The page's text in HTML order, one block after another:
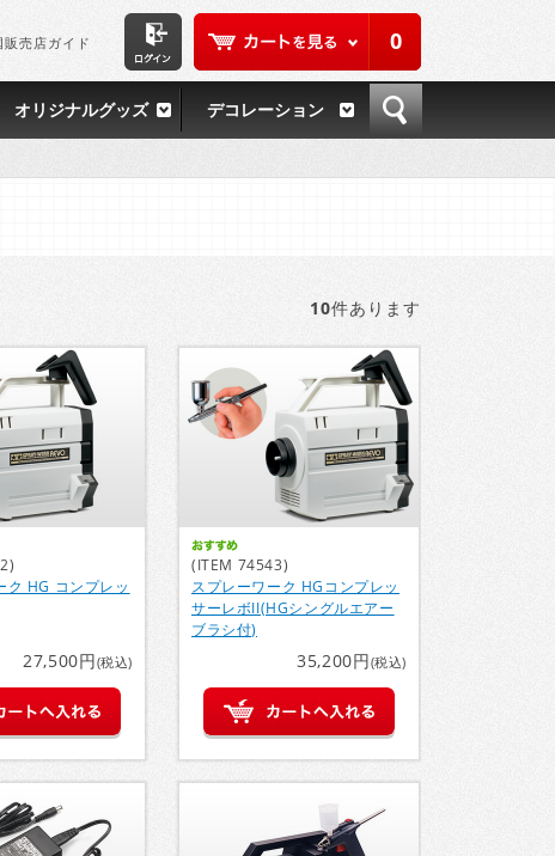
0
販売店ガイド
オリジナルグッズ デコレーション
10件あります
ク HG コンプレッ
27,500円(税込)
(ITEM 74543)
スプレーワーク HGコンプレッ
サーレボII(HGシングルエアー
ブラシ付)
35,200円(税込)